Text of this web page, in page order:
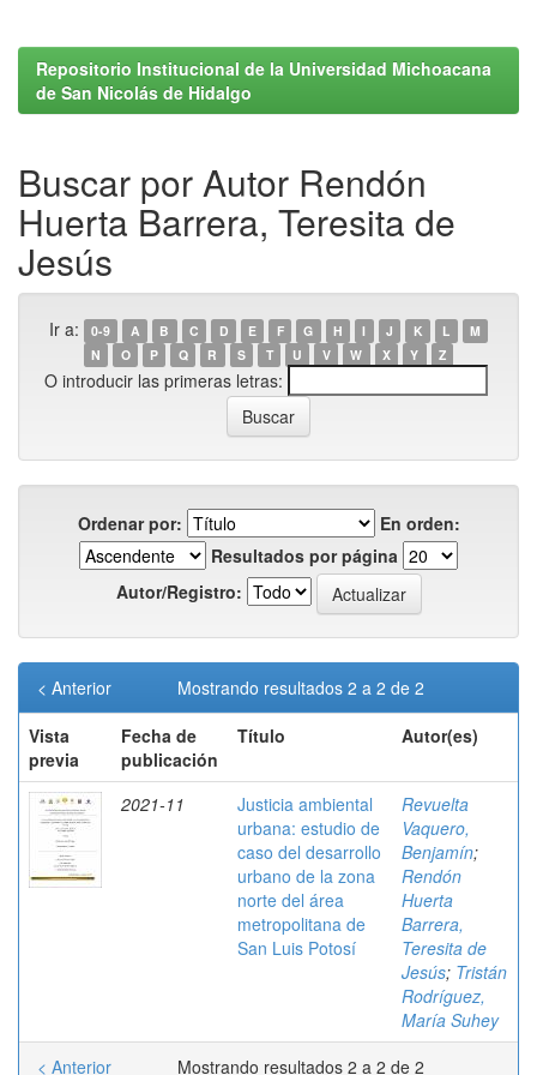
Repositorio Institucional de la Universidad Michoacana
de San Nicolás de Hidalgo
Buscar por Autor Rendón
Huerta Barrera, Teresita de
Jesús
Ir a: 0-9 A B C D E F G H I J K L
M
N
O P Q R S T U V W X Y Z
O introducir las primeras letras:
Ordenar por:
En orden:
Resultados por página
Autor/Registro:
Mostrando resultados 2 a 2 de 2
< Anterior
Vista
previa
Fecha de
publicación
Título Autor(es)
2021-11
Justicia ambiental
urbana: estudio de
caso del desarrollo
urbano de la zona
norte del área
metropolitana de
San Luis Potosí
Revuelta
Vaquero,
Benjamín;
Rendón
Huerta
Barrera,
Teresita de
Jesús; Tristán
Rodríguez,
María Suhey
Mostrando resultados 2 a 2 de 2
< Anterior